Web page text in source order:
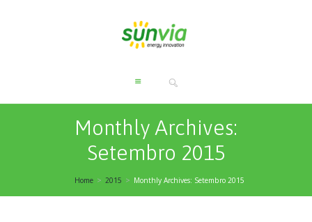
Monthly Archives:
Setembro 2015
Home 2015 Monthly Archives: Setembro 2015